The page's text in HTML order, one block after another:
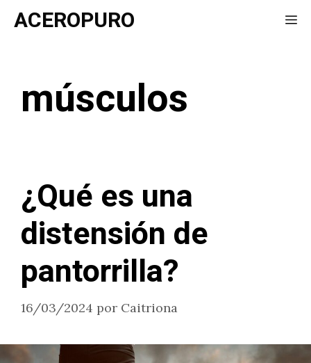
Saltar
ACEROPURO
músculos
¿Qué es una
distensión de
pantorrilla?
16/03/2024 por Caitriona